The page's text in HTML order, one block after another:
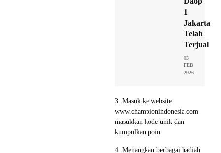
1
Jakarta
Telah
Terjual
03
FEB
2026
3. Masuk ke website
www.championindonesia.com
masukkan kode unik dan
kumpulkan poin
4. Menangkan berbagai hadiah